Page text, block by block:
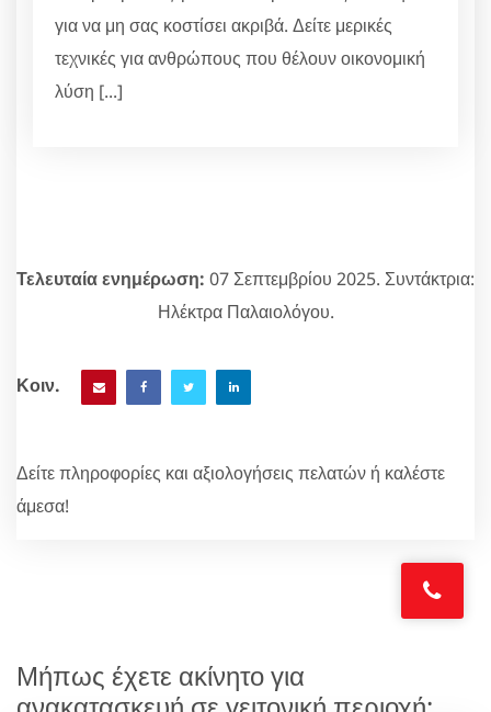
για να μη σας κοστίσει ακριβά. Δείτε μερικές
τεχνικές για ανθρώπους που θέλουν οικονομική
λύση [...]
Τελευταία ενημέρωση: 07 Σεπτεμβρίου 2025. Συντάκτρια:
Ηλέκτρα Παλαιολόγου.
Κοιν.
Δείτε πληροφορίες και αξιολογήσεις πελατών ή καλέστε
άμεσα!
Μήπως έχετε ακίνητο για